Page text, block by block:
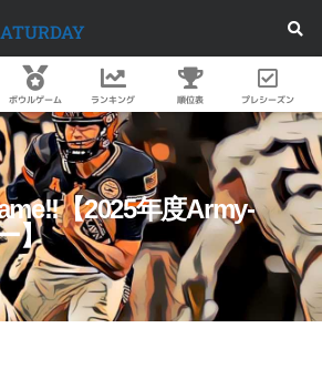
ボウルゲーム ランキング 順位表 プレシーズン
【2025年度Army-
】